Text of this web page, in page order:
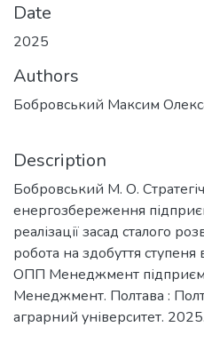
Date
2025
Authors
Бобровський Максим
Description
Бобровський М. О.
енергозбереження
реалізації засад сталого
робота на здобуття
ОПП Менеджмент
Менеджмент. Полтава :
аграрний університет.